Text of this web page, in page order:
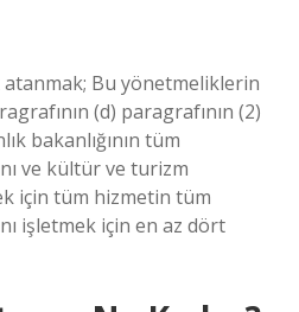
atanmak; Bu yönetmeliklerin
(d) paragrafının (2)
bakanlığının tüm
ve kültür ve turizm
için tüm hizmetin tüm
işletmek için en az dört